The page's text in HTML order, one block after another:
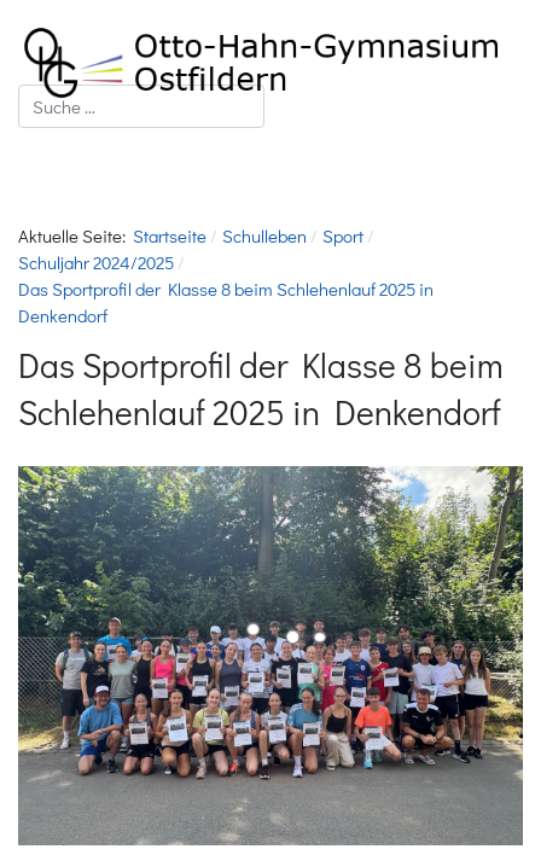
Suchen
Aktuelle Seite: Startseite Schulleben
Sport
Schuljahr 2024/2025
Das Sportprofil der Klasse 8 beim Schlehenlauf 2025 in
Denkendorf
Das Sportprofil der Klasse 8 beim
Schlehenlauf 2025 in Denkendorf